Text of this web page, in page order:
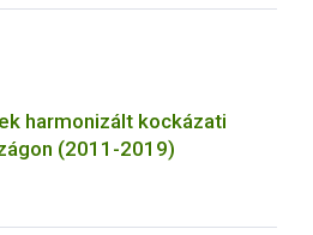
harmonizált kockázati
(2011-2019)